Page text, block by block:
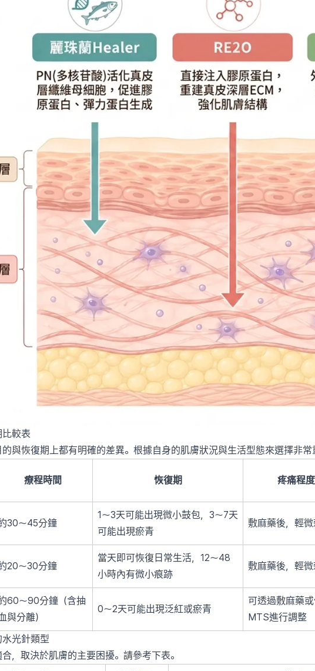
較表
與恢復期上都有明確的差異。根據自身的肌膚狀況與生活型態來選擇非常
療程時間 恢復期 疼痛程度
30〜45分鐘
1〜3天可能出現微小鼓包，3〜7天
可能出現瘀青
敷麻藥後，輕
20〜30分鐘
當天即可恢復日常生活，12〜48
小時內有微小痕跡
敷麻藥後，輕
60〜90分鐘（含抽
與分離）
0〜2天可能出現泛紅或瘀青
可透過敷麻藥或
MTS進行調整
光針類型
，取決於肌膚的主要困擾。請參考下表。